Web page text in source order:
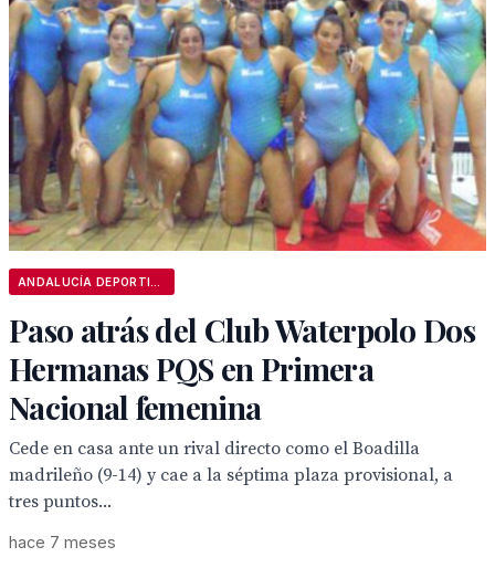
Paso atrás del Club Waterpolo Dos
Hermanas PQS en Primera
Nacional femenina
Cede en casa ante un rival directo como el Boadilla
madrileño (9-14) y cae a la séptima plaza provisional, a
tres puntos...
hace 7 meses